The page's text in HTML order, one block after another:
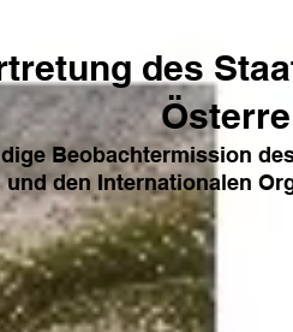
des Sta
Beobachtermission
und den Internationalen